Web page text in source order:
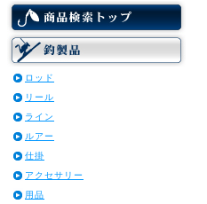
ロッド
リール
ライン
ルアー
仕掛
アクセサリー
用品